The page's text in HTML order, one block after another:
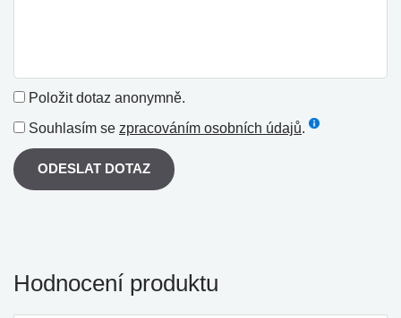
Položit dotaz anonymně.
Souhlasím se zpracováním osobních údajů.
ODESLAT DOTAZ
Hodnocení produktu